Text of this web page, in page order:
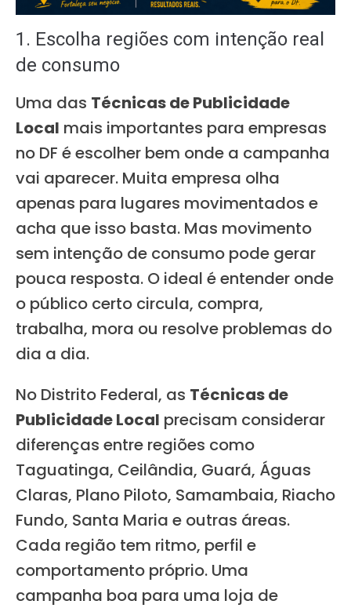
1. Escolha regiões com intenção real
de consumo
Uma das Técnicas de Publicidade
Local mais importantes para empresas
no DF é escolher bem onde a campanha
vai aparecer. Muita empresa olha
apenas para lugares movimentados e
acha que isso basta. Mas movimento
sem intenção de consumo pode gerar
pouca resposta. O ideal é entender onde
o público certo circula, compra,
trabalha, mora ou resolve problemas do
dia a dia.
No Distrito Federal, as Técnicas de
Publicidade Local precisam considerar
diferenças entre regiões como
Taguatinga, Ceilândia, Guará, Águas
Claras, Plano Piloto, Samambaia, Riacho
Fundo, Santa Maria e outras áreas.
Cada região tem ritmo, perfil e
comportamento próprio. Uma
campanha boa para uma loja de